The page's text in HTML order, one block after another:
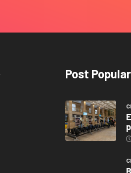
Post